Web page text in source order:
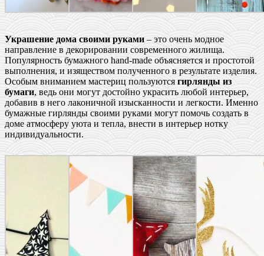
Украшение дома своими руками– это очень модное
направление в декорировании современного жилища.
Популярность бумажного hand-made объясняется и простотой
выполнения, и изяществом полученного в результате изделия.
Особым вниманием мастериц пользуются гирлянды из
бумаги, ведь они могут достойно украсить любой интерьер,
добавив в него лаконичной изысканности и легкости. Именно
бумажные гирлянды своими руками могут помочь создать в
доме атмосферу уюта и тепла, внести в интерьер нотку
индивидуальности.